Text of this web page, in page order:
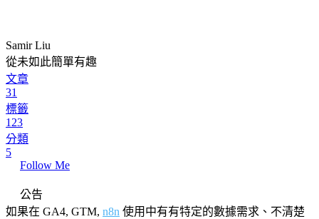
Samir Liu
從未如此簡單有趣
文章
31
標籤
123
分類
5
Follow Me
公告
如果在 GA4, GTM, n8n 使用中有有特定的數據需求、不清楚